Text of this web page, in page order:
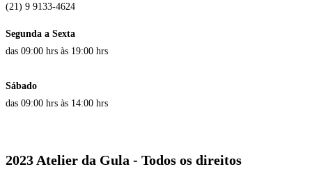
(21) 9 9133-4624
Segunda a Sexta
das 09:00 hrs às 19:00 hrs
Sábado
das 09:00 hrs às 14:00 hrs
2023 Atelier da Gula - Todos os direitos